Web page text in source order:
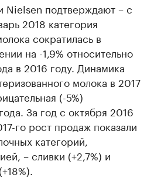
Nielsen подтверждают – с
2018 категория
сократилась в
на -1,9% относительно
в 2016 году. Динамика
молока в 2017
(-5%)
За год с октября 2016
го рост продаж показали
категорий,
– сливки (+2,7%) и